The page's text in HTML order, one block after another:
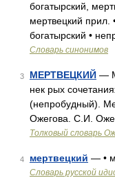
богатырский,
мертвецкий прил.
богатырский •
Словарь синонимов
3 МЕРТВЕЦКИЙ —
нек рых
(непробудный).
Ожегова. С.И.
Толковый словарь
4 мертвецкий — •
Словарь русской